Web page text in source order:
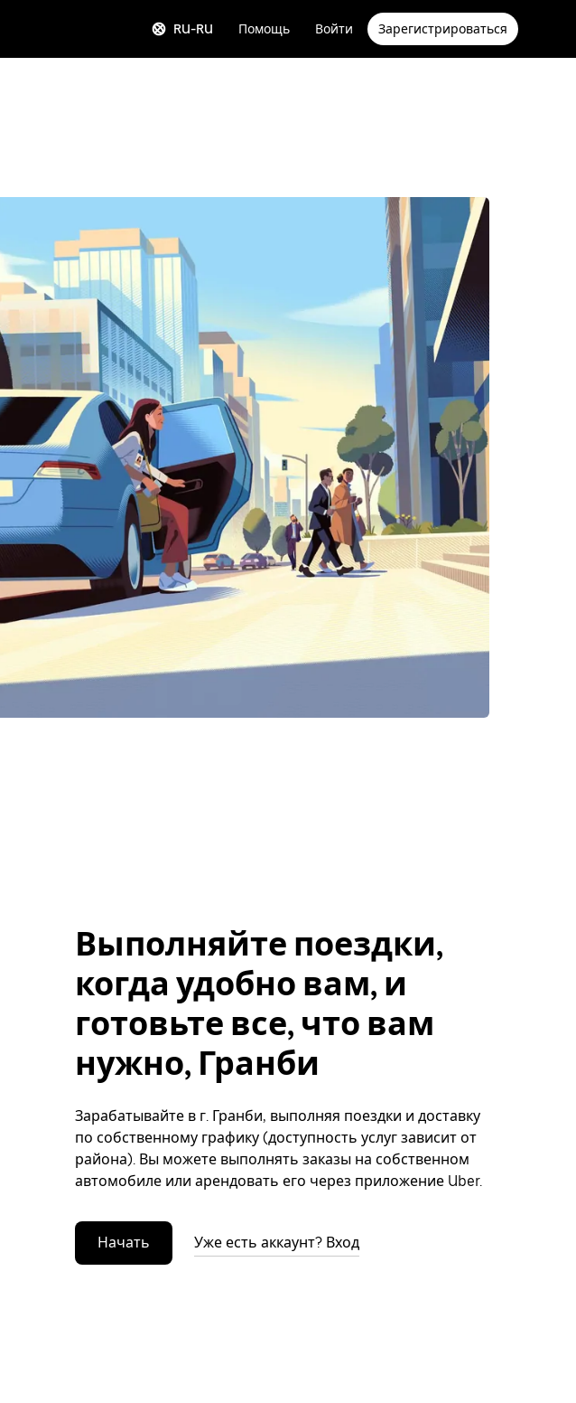
RU-RU Помощь Войти Зарегистрироваться
Выполняйте поездки,
когда удобно вам, и
готовьте все, что вам
нужно, Гранби
Зарабатывайте в г. Гранби, выполняя поездки и доставку
по собственному графику (доступность услуг зависит от
района). Вы можете выполнять заказы на собственном
автомобиле или арендовать его через приложение Uber.
Начать Уже есть аккаунт? Вход